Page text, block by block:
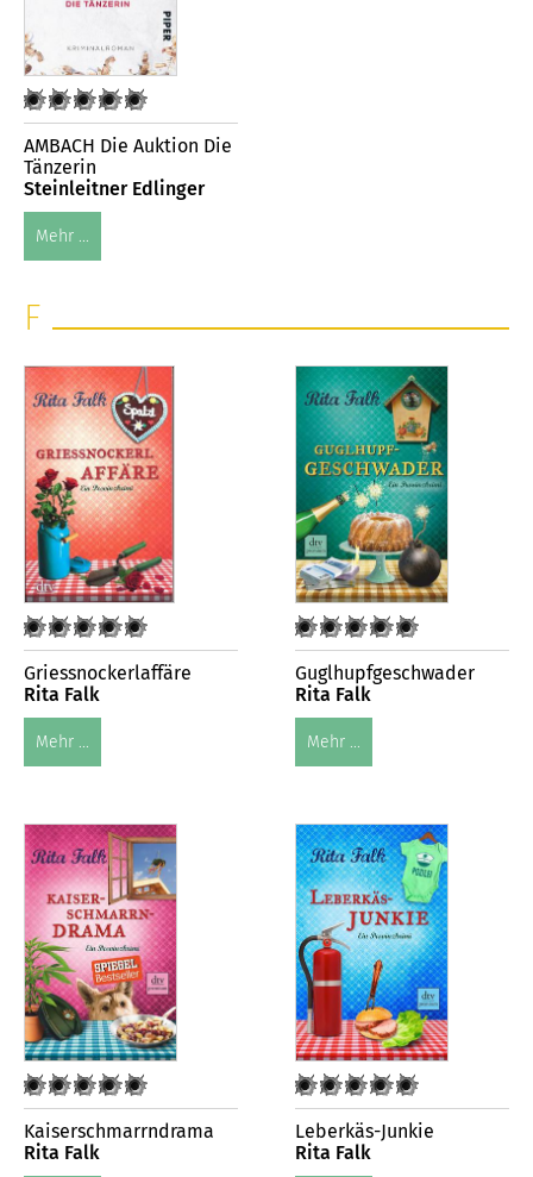
AMBACH Die Auktion Die
Tänzerin
Steinleitner Edlinger
Mehr ...
F
Griessnockerlaffäre
Rita Falk
Mehr ...
Guglhupfgeschwader
Rita Falk
Mehr ...
Kaiserschmarrndrama
Rita Falk
Leberkäs-Junkie
Rita Falk